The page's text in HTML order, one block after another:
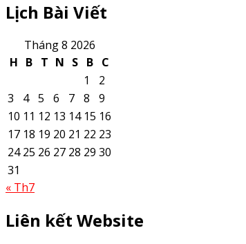
Lịch Bài Viết
Tháng 8 2026
H B T N S B C
1
2
3
4 5 6 7 8
9
10 11 12 13 14 15 16
17 18 19 20 21 22 23
24 25 26 27 28 29 30
31
« Th7
Liên kết Website